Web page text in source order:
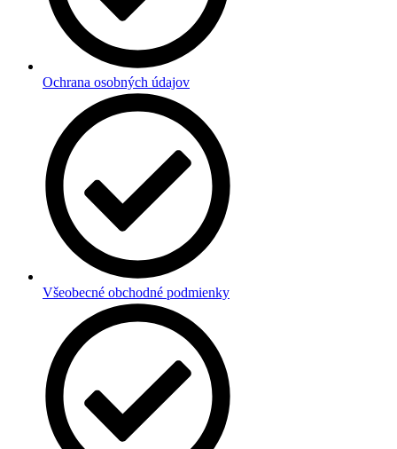
Ochrana osobných údajov
Všeobecné obchodné podmienky